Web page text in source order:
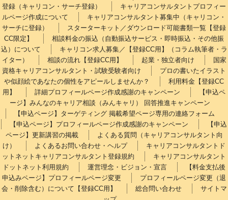
登録（キャリコン・サーチ登録）
キャリアコンサルタントプロフィー
ルページ作成について
キャリアコンサルタント募集中（キャリコン・
サーチに登録）
スターターキット／ダウンロード可能書類一覧【登録
CC限定】
相談料金の振込（自動振込サービス・即時振込・その他振
込）について
キャリコン求人募集／【登録CC用】（コラム執筆者・ラ
イター）
相談の流れ【登録CC用】 起業・独立者向け
国家
資格キャリアコンサルタント・試験受験者向け
プロの書いたイラスト
や似顔絵であなたの個性をアピールしませんか？
利用料金【登録CC
用】
詳細プロフィールページ作成感謝のキャンペーン
【申込ペ
ージ】みんなのキャリア相談（みんキャリ） 回答推進キャンペーン
【申込ページ】ターゲティング 掲載希望ページ専用の連絡フォーム
【申込ページ】プロフィールページ作成感謝のキャンペーン
【申込
ページ】更新講習の掲載
よくある質問（キャリアコンサルタント向
け）
よくあるお問い合わせ・ヘルプ
キャリアコンサルタントド
ットネットキャリアコンサルタント登録規約
キャリアコンサルタント
ドットネット利用規約
運営理念・ビジョン・宣言
【料金支払後
申込みページ】プロフィールページ変更
プロフィールページ変更（退
会・削除含む）について【登録CC用】
総合問い合わせ
サイトマ